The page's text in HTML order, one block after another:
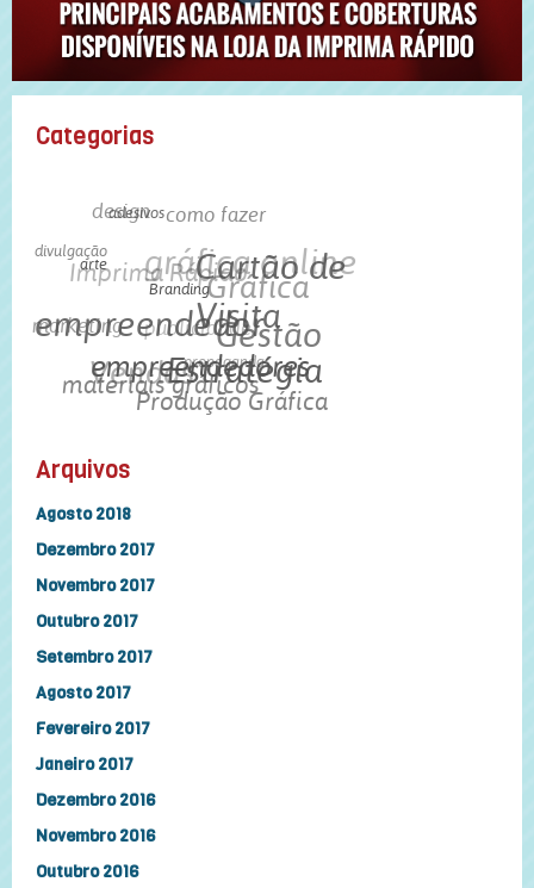
Categorias
adesivos
arte
Branding
Cartão de
Visita
como fazer
design
divulgação
empreendedor
empreendedores
Estratégia
Gestão
Gráfica
gráfica online
Imprima Rápido
marketing
materiais gráficos
Produção Gráfica
propaganda
publicidade
Vendas
Arquivos
Agosto 2018
Dezembro 2017
Novembro 2017
Outubro 2017
Setembro 2017
Agosto 2017
Fevereiro 2017
Janeiro 2017
Dezembro 2016
Novembro 2016
Outubro 2016